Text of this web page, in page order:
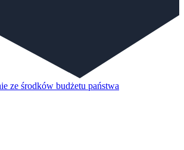
ze środków budżetu państwa